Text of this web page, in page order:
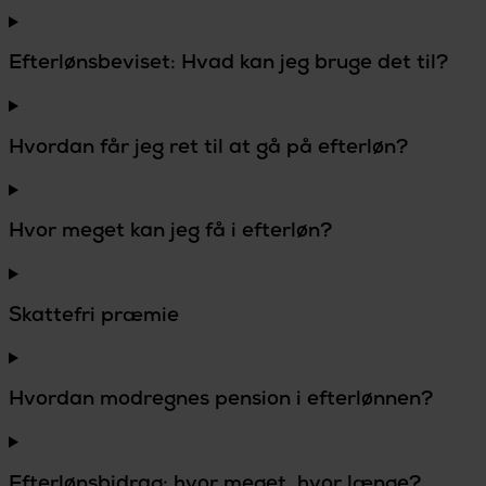
Efterlønsbeviset: Hvad kan jeg bruge det til?
Hvordan får jeg ret til at gå på efterløn?
Hvor meget kan jeg få i efterløn?
Skattefri præmie
Hvordan modregnes pension i efterlønnen?